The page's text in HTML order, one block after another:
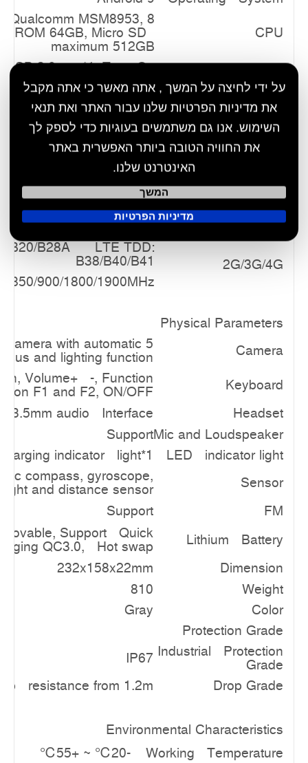
על ידי לחיצה על המשך , אתה מאשר כי אתה מקבל
את מדיניות הפרטיות שלנו עבור האתר ואת תנאי
השימוש. אנו גם משתמשים בעוגיות כדי לספק לך
את החוויה הטובה ביותר האפשרית באתר
האינטרנט שלנו.
המשך
מדיניות הפרטיות
CPU
Qualcomm MSM8953, 8
ROM 64GB, Micro SD
maximum 512GB
I/O port
3.0 port*1, Type C
port*1, Docking Station
slot*2, SD card slot*1,
100M network port,
extend RS232 serial
U-disk/Mouse/Keyboard)
Wireless Communication
Bluetooth
4.2，distance 10m
GPS
GPS, BDS, GLONASS
WIFI
2.4G and 5G dual band
2G/3G/4G
B20/B28A LTE TDD:
B38/B40/B41
900/1800/1900MHz
Physical Parameters
Camera
camera with automatic
and lighting function
Keyboard
Volume+ -, Function
F1 and F2, ON/OFF
Headset
3.5mm audio Interface
Mic and Loudspeaker
Support
LED indicator light
indicator light*1
Sensor
compass, gyroscope,
and distance sensor
FM
Support
Lithium Battery
Support Quick
QC3.0, Hot swap
Dimension
232x158x22mm
Weight
810
Color
Gray
Protection Grade
Industrial Protection
Grade
IP67
Drop Grade
resistance from 1.2m
Environmental Characteristics
Working Temperature
-20℃ ~ +55℃